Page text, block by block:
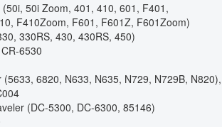
(50i, 50i Zoom, 401, 410, 601, F401,
F410Zoom, F601, F601Z, F601Zoom)
330RS, 430, 430RS, 450)
6530
(5633, 6820, N633, N635, N729, N729B, N820),
(DC-5300, DC-6300, 85146)